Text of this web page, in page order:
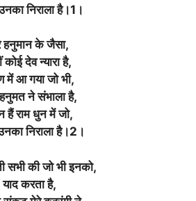
निराला है।1।
हनुमान के जैसा,
कोई देव न्यारा है,
में आ गया जो भी,
ने संभाला है,
हैं राम धुन में जो,
निराला है।2।
सभी की जो भी इनको,
याद करता है,